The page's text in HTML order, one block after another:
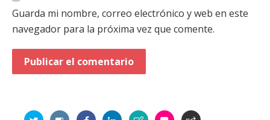
Guarda mi nombre, correo electrónico y web en este
navegador para la próxima vez que comente.